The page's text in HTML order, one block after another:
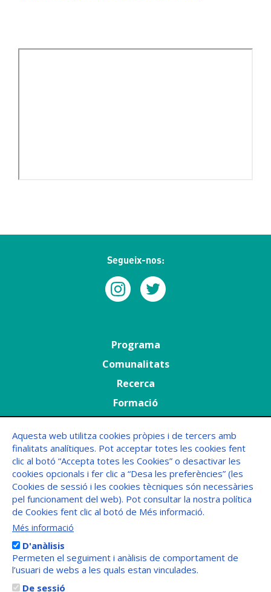
Segueix-nos:
Programa
Comunalitats
Recerca
Formació
Menú
Peu
FAQs
Aquesta web utilitza cookies pròpies i de tercers amb
finalitats analítiques. Pot acceptar totes les cookies fent
clic al botó “Accepta totes les Cookies” o desactivar les
cookies opcionals i fer clic a “Desa les preferències” (les
Cookies de sessió i les cookies tècniques són necessàries
pel funcionament del web). Pot consultar la nostra política
de Cookies fent clic al botó de Més informació.
Més informació
D'anàlisis
Permeten el seguiment i anàlisis de comportament de
l’usuari de webs a les quals estan vinculades.
De sessió